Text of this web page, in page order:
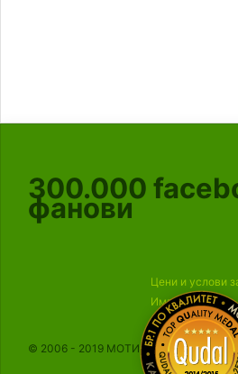
300.000
фанови
Цени и услови
Импресум
© 2006 - 2019 МОТИКА, Сите права се